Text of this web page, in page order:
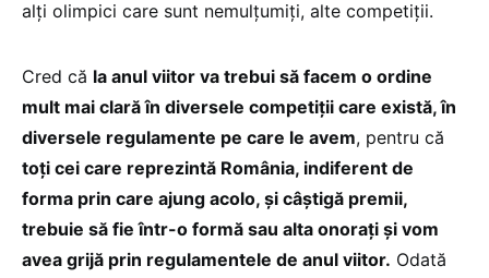
alți olimpici care sunt nemulțumiți, alte competiții.
Cred că la anul viitor va trebui să facem o ordine
mult mai clară în diversele competiții care există, în
diversele regulamente pe care le avem, pentru că
toți cei care reprezintă România, indiferent de
forma prin care ajung acolo, și câștigă premii,
trebuie să fie într-o formă sau alta onorați și vom
avea grijă prin regulamentele de anul viitor. Odată